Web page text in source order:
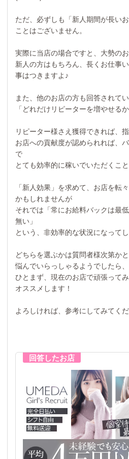
ただ、必ずしも「新人期間が長い
ことはございません。
実際に当店の場合ですと、大勢の
新人の方はもちろん、長くお仕事
事はつきますよ♪
また、他のお店の方も回答されて
「どれだけリピーターを増やせる
リピーター様さえ獲得できれば、
お店への貢献度が認められれば、
で
とても効率的に稼いでいただくこ
「新人効果」を求めて、お店を転
かもしれませんが
それでは「常にお給料バックは最
無い」
という、非効率的な状況になって
どちらを選ぶかは質問者様次第か
悩んでいらっしゃるようでしたら、
ひとまず、現在のお店で頑張って
オススメします！
よろしければ、参考にしてみてく